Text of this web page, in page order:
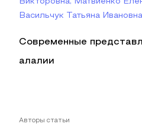
Васильчук Татьяна Ивановна
Современные
алалии
Авторы статьи